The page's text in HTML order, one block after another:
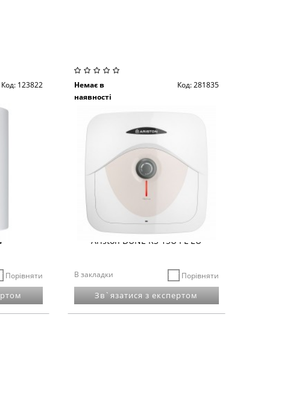
Код: 123822
Порівняти
Немає в
наявності
Код: 281835
Ariston DUNE RS 15U PL EU
В закладки Порівняти
Зв`язатися з експертом